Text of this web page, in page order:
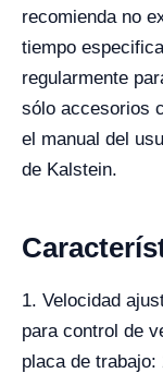
recomienda no
tiempo
regularmente
sólo accesorios
el manual del
de Kalstein.
1. Velocidad
para control de
placa de